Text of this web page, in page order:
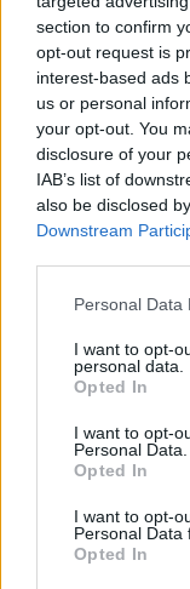
section to confirm
opt-out request is
interest-based ads
us or personal
your opt-out. You
disclosure of your
IAB’s list of
also be disclosed
Downstream
Personal Data
I want to opt-
personal data.
Opted In
I want to opt-
Personal Data.
Opted In
I want to opt-
Personal Data
Opted In
του είναι η
που
το χαμόγελο
παιδιά που